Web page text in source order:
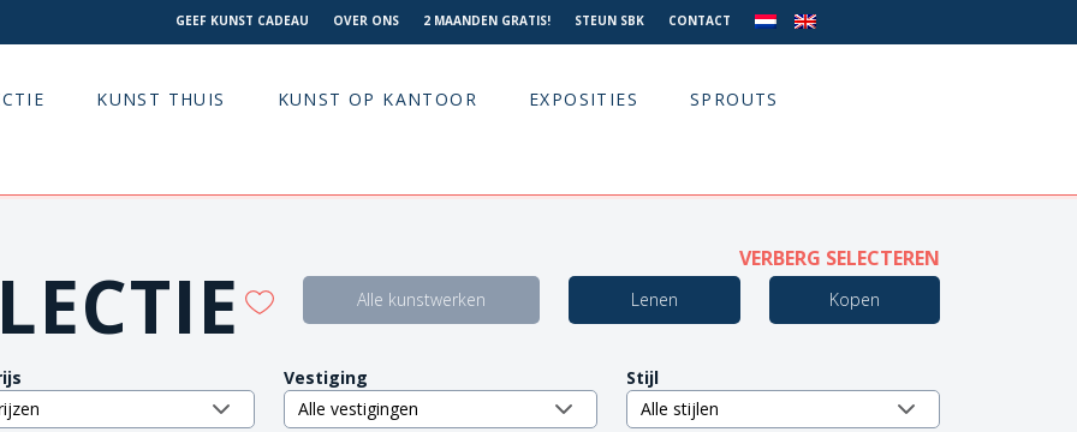
GEEF KUNST CADEAU OVER ONS 2 MAANDEN GRATIS! STEUN SBK CONTACT
KUNST THUIS KUNST OP KANTOOR EXPOSITIES SPROUTS
VERBERG SELECTEREN
Alle kunstwerken Lenen Kopen
Vestiging Stijl